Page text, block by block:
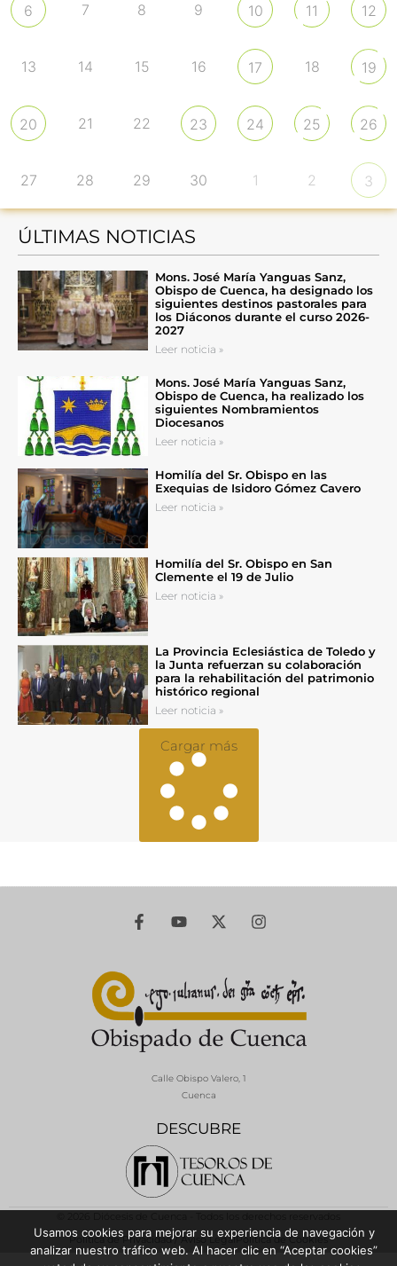
6 7 8 9 10 11 12
13 14 15 16 17 18 19
20 21 22 23 24 25 26
27 28 29 30 1 2 3
ÚLTIMAS NOTICIAS
Mons. José María Yanguas Sanz,
Obispo de Cuenca, ha designado los
siguientes destinos pastorales para
los Diáconos durante el curso 2026-
2027
Leer noticia »
Mons. José María Yanguas Sanz,
Obispo de Cuenca, ha realizado los
siguientes Nombramientos
Diocesanos
Leer noticia »
Homilía del Sr. Obispo en las
Exequias de Isidoro Gómez Cavero
Leer noticia »
Homilía del Sr. Obispo en San
Clemente el 19 de Julio
Leer noticia »
La Provincia Eclesiástica de Toledo y
la Junta refuerzan su colaboración
para la rehabilitación del patrimonio
histórico regional
Leer noticia »
Cargar más
DESCUBRE
Calle Obispo Valero, 1
Cuenca
Política de Privacidad / Aviso LegalPolítica de Cookies
Usamos cookies para mejorar su experiencia de navegación y
analizar nuestro tráfico web. Al hacer clic en “Aceptar cookies”